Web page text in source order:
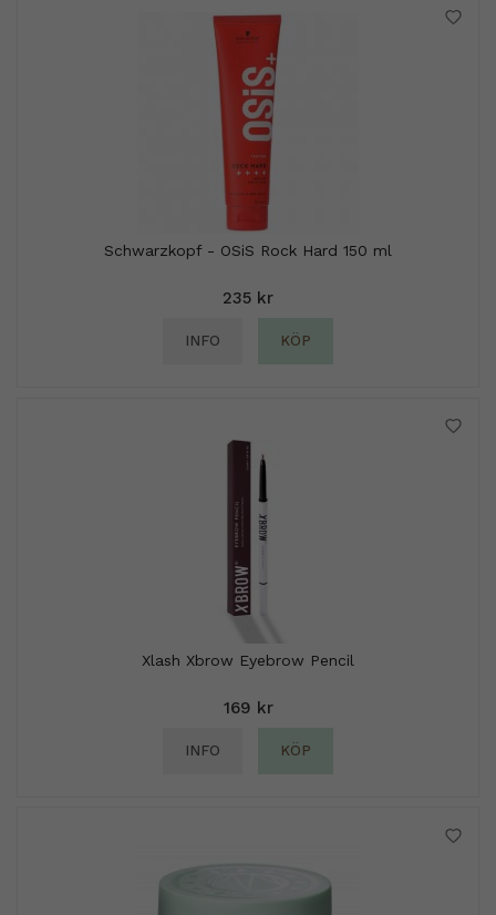
Schwarzkopf - OSiS Rock Hard 150 ml
235 kr
INFO KÖP
Xlash Xbrow Eyebrow Pencil
169 kr
INFO KÖP